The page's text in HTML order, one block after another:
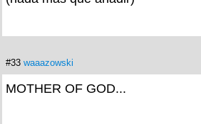
#33 waaazowski
MOTHER OF GOD...